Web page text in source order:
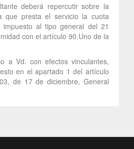
deberá repercutir sobre la
que presta el servicio la cuota
impuesto al tipo general del 21
con el artículo 90.Uno de la
a Vd. con efectos vinculantes,
en el apartado 1 del artículo
de 17 de diciembre, General